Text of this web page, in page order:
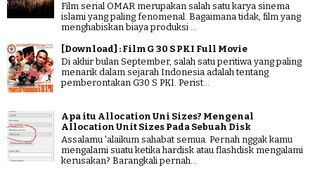
Film serial OMAR merupakan salah satu karya sinema
islami yang paling fenomenal. Bagaimana tidak, film yang
menghabiskan biaya produksi ...
[Download] : Film G 30 S PKI Full Movie
Di akhir bulan September, salah satu peritiwa yang paling
menarik dalam sejarah Indonesia adalah tentang
pemberontakan G30 S PKI. Perist...
Apa itu Allocation Uni Sizes? Mengenal
Allocation Unit Sizes Pada Sebuah Disk
Assalamu 'alaikum sahabat semua. Pernah nggak kamu
mengalami suatu ketika hardisk atau flashdisk mengalami
kerusakan? Barangkali pernah...